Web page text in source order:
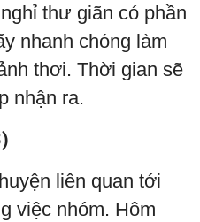
thư giãn có phần
nhanh chóng làm
thơi. Thời gian sẽ
nhận ra.
liên quan tới
việc nhóm. Hôm